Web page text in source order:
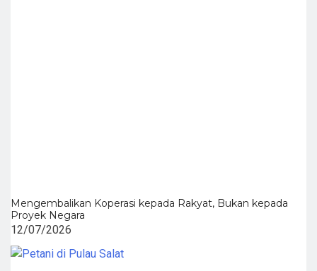
Mengembalikan Koperasi kepada Rakyat, Bukan kepada
Proyek Negara
12/07/2026